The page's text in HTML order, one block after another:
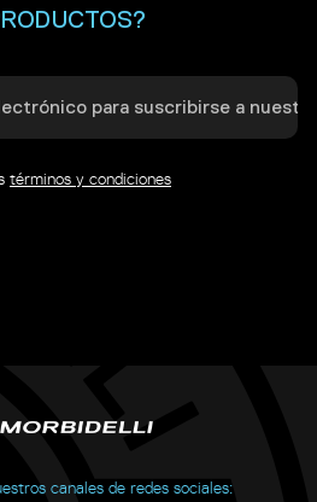
términos y condiciones
canales de redes sociales: